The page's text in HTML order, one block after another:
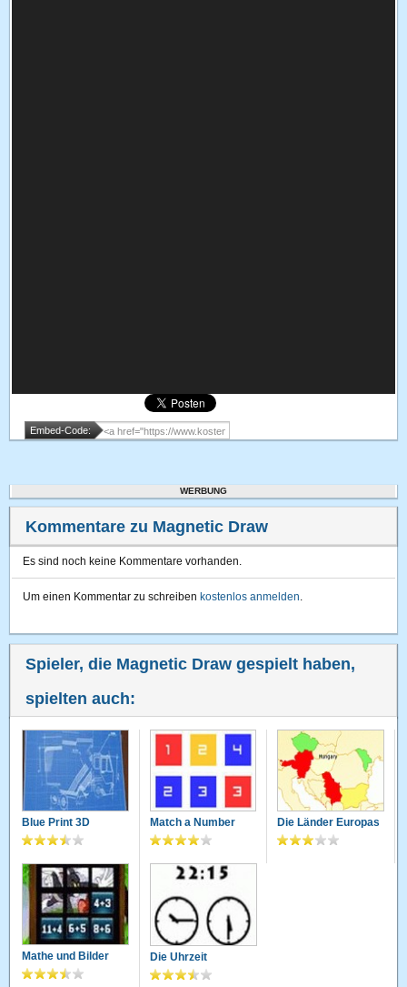
Embed-Code:
WERBUNG
Kommentare zu Magnetic Draw
Es sind noch keine Kommentare vorhanden.
Um einen Kommentar zu schreiben kostenlos anmelden.
Spieler, die Magnetic Draw gespielt haben,
spielten auch:
Blue Print 3D Match a Number Die Länder Europas
Mathe und Bilder Die Uhrzeit